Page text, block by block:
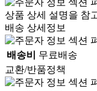
상품 상세 설명을 참
배송 상세정보
배송비
무료배송
교환/반품정책